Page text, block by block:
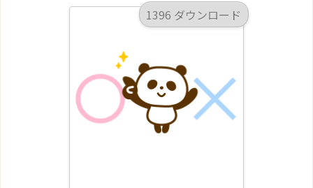
1396 ダウンロード